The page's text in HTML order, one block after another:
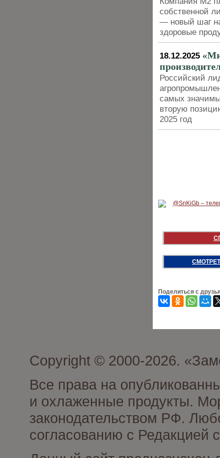
собственной
— новый шаг
здоровые
18.12.2025
Российский
самых
вторую
2025 год
Поделиться с
Copyright © 2000-2026.
Все права на
и охлаженные продукты.
законодательством РФ.
согласованию с Редакцией